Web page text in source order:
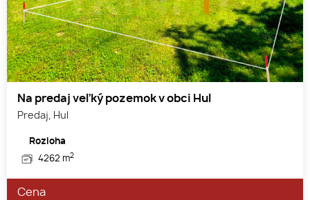
Na predaj veľký pozemok v obci Hul
Predaj, Hul
Rozloha
4262 m2
Cena